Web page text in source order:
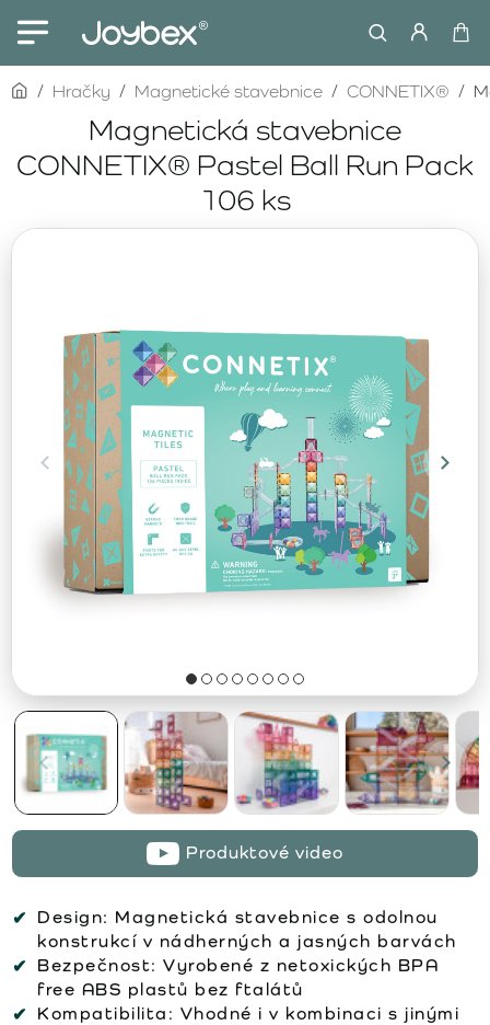
Magnetická stavebnice
CONNETIX® Pastel Ball Run Pack
106 ks
homeHračky Magnetické stavebnice CONNETIX®
Produktové video
Design: Magnetická stavebnice s odolnou
konstrukcí v nádherných a jasných barvách
Bezpečnost: Vyrobené z netoxických BPA
free ABS plastů bez ftalátů
Kompatibilita: Vhodné i v kombinaci s jinými